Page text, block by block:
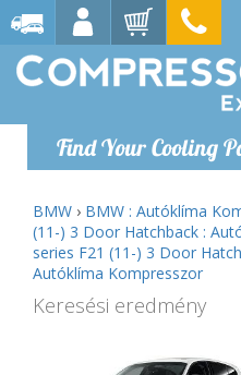
Find Your Cooling
BMW › BMW : Autóklíma
(11-) 3 Door Hatchback :
series F21 (11-) 3 Door
Autóklíma Kompresszor
Keresési eredmény